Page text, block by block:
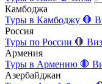
Камбоджа
Туры в Камбоджу 🛑
Россия
Туры по России 🛑
Армения
Туры в Армению 🛑
Азербайджан